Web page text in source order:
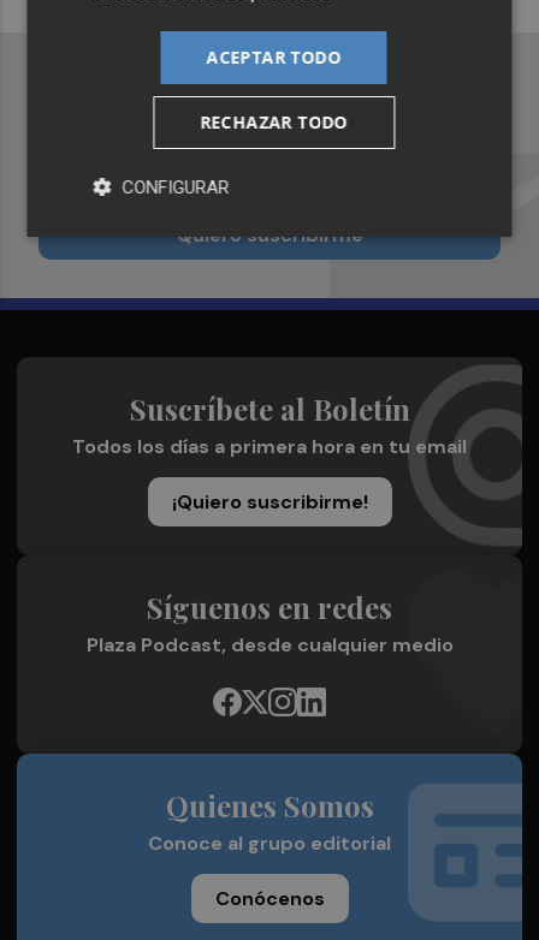
Recibe toda la actualidad de
Plaza Podcast en tu correo
Quiero suscribirme
Suscríbete al Boletín
Todos los días a primera hora en tu email
¡Quiero suscribirme!
Síguenos en redes
Plaza Podcast, desde cualquier medio
Quienes Somos
Conoce al grupo editorial
Conócenos
ACEPTAR TODO
RECHAZAR TODO
CONFIGURAR